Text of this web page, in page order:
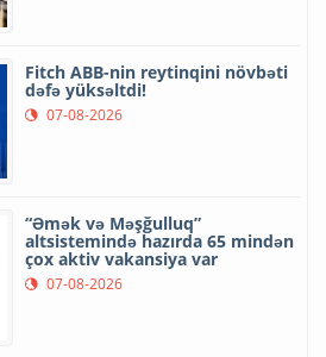
Fitch ABB-nin reytinqini növbəti
dəfə yüksəltdi!
07-08-2026
“Əmək və Məşğulluq”
altsistemində hazırda 65 mindən
çox aktiv vakansiya var
07-08-2026